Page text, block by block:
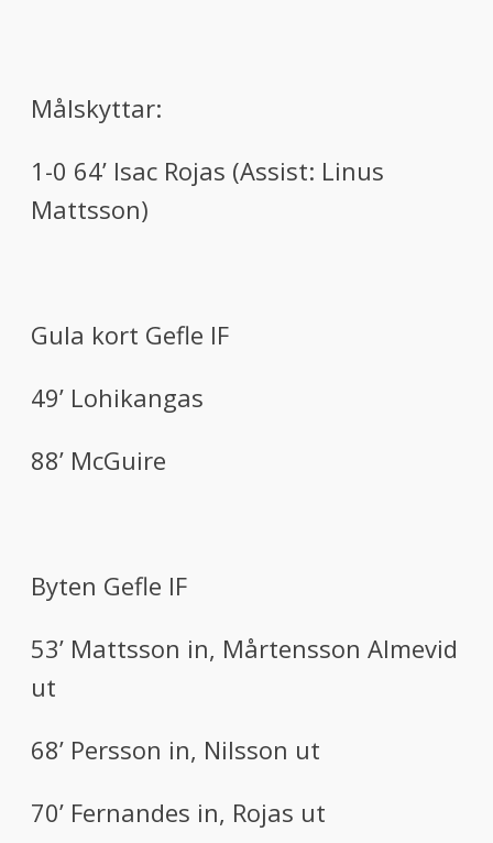
Målskyttar:
1-0 64’ Isac Rojas (Assist: Linus
Mattsson)
Gula kort Gefle IF
49’ Lohikangas
88’ McGuire
Byten Gefle IF
53’ Mattsson in, Mårtensson Almevid
ut
68’ Persson in, Nilsson ut
70’ Fernandes in, Rojas ut